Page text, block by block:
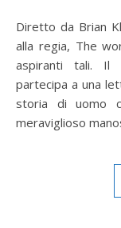
Diretto da Brian Klugman e Lee Sternthal, al loro esordio
alla regia, The
aspiranti tali. Il
partecipa a una
storia di uomo
meraviglioso